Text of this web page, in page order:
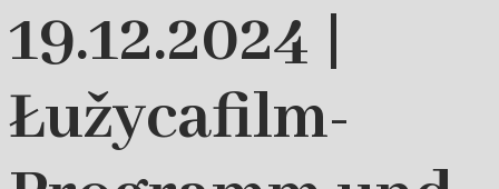
19.12.2024 |
Łužycafilm-